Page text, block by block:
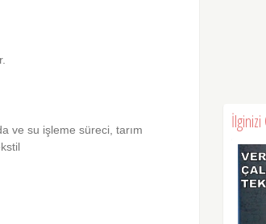
ve su işleme süreci, tarım